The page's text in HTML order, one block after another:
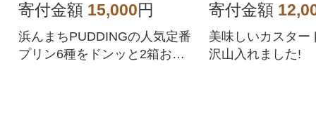
寄付金額 15,000円
浜んまちPUDDINGの人気定番
プリン6種をドンッと2箱お届
寄付金額
美味しいカスター
沢山入れました!